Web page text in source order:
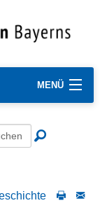
MENÜ